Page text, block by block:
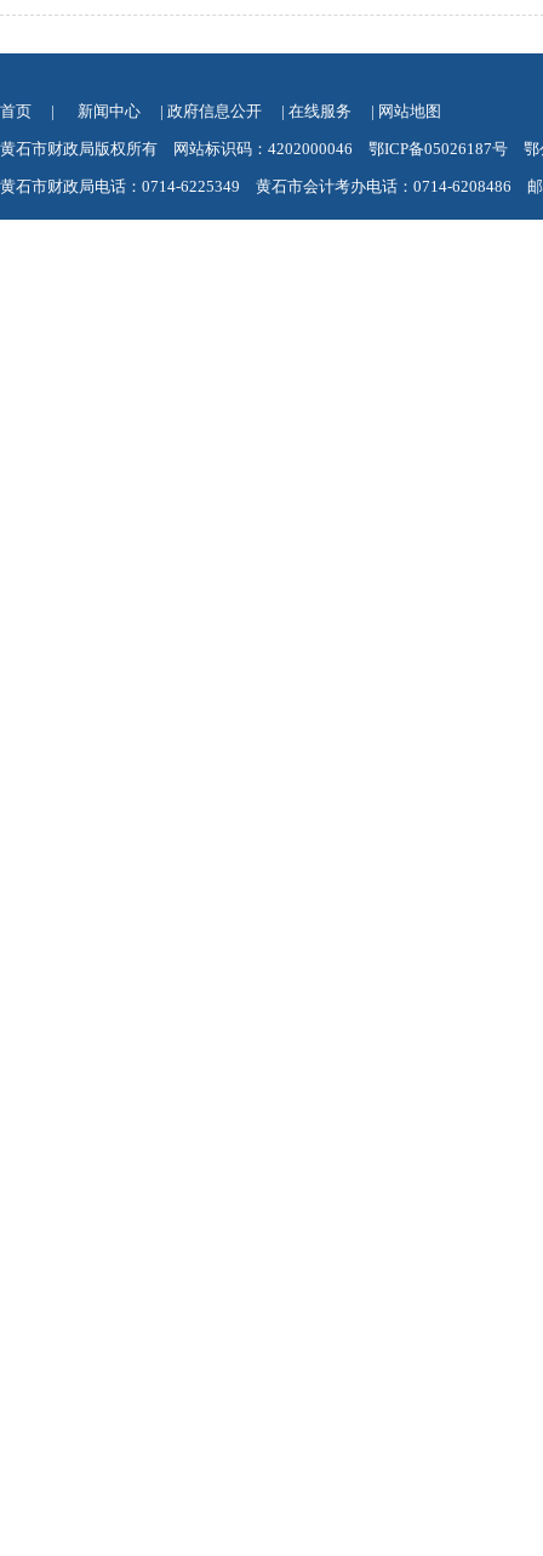
首页 | 新闻中心 | 政府信息公开 | 在线服务 | 网站地图
黄石市财政局版权所有 网站标识码：4202000046 鄂ICP备05026187号 鄂
黄石市财政局电话：0714-6225349 黄石市会计考办电话：0714-6208486